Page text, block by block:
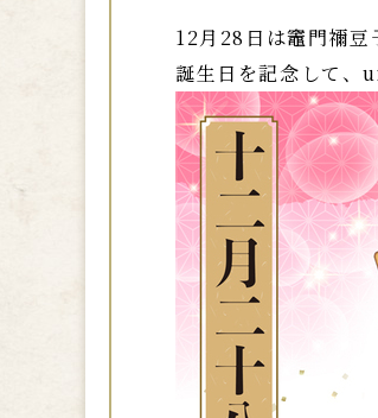
12月28日は竈門禰󠄀豆
誕生日を記念して、